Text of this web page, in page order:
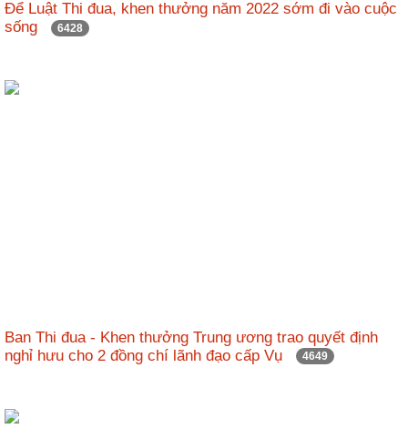
Để Luật Thi đua, khen thưởng năm 2022 sớm đi vào cuộc
sống
6428
Ban Thi đua - Khen thưởng Trung ương trao quyết định
nghỉ hưu cho 2 đồng chí lãnh đạo cấp Vụ
4649